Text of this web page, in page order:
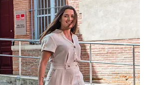
ouverte à l'
international
de ses étudiants une
internationale est un véritable atout
vous aide à saisir cette chance qui
à de nombreux dispositifs, initiatives